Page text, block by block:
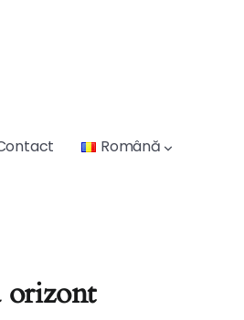
Română
orizont